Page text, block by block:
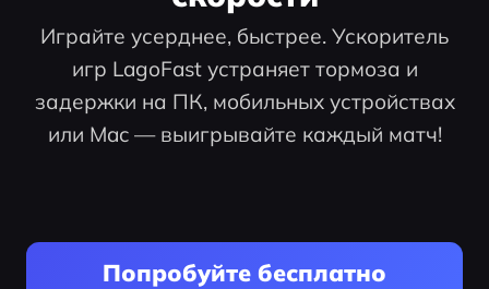
Играйте усерднее, быстрее. Ускоритель
игр LagoFast устраняет тормоза и
задержки на ПК, мобильных устройствах
или Mac — выигрывайте каждый матч!
Попробуйте бесплатно